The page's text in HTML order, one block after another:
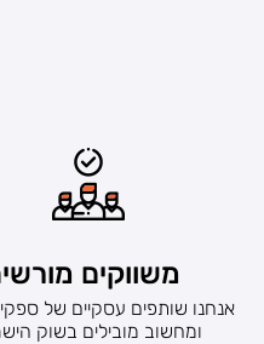
משווקים
אנחנו שותפים עסקיים של
ומחשוב מובילים בשוק